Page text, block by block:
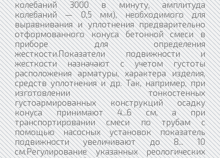
колебаний 3000 в минуту, амплитуда
колебаний — 0,5 мм), необходимого для
выравнивания и уплотнения предварительно
отформованного конуса бетонной смеси в
приборе для определения
жесткости.Показатели подвижности и
жесткости назначают с учетом густоты
расположения арматуры, характера изделия,
средств уплотнения и др. Так, например, при
изготовлении тонкостенных
густоармированных конструкций осадку
конуса принимают 4...6 см, а при
транспортировании смеси по трубам с
помощью насосных установок показатель
подвижности увеличивают до 8... 10
см.Регулирование указанных реологических